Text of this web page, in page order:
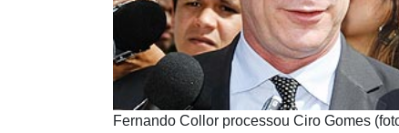
Fernando Collor processou Ciro Gomes